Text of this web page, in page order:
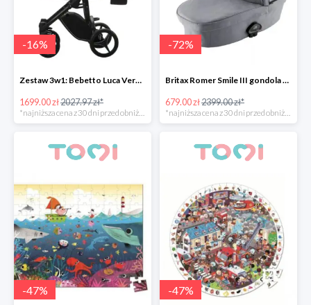
-16%
Zestaw 3w1: Bebetto Luca Vero + Avionaut Pixel taniej -15%
1699.00 zł2027.97 zł*
*najniższa cena z 30 dni przed obniżką
-72%
Britax Romer Smile III gondola -72%
679.00 zł2399.00 zł*
*najniższa cena z 30 dni przed obniżką
-47% -47%